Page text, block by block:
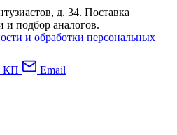
д. 34. Поставка
подбор аналогов.
и обработки персональных
КП Email